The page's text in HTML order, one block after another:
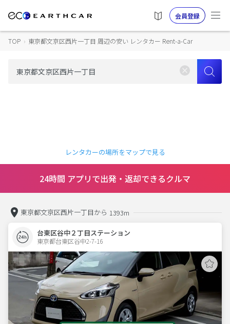
会員登録
TOP › 東京都文京区西片一丁目 周辺の安い レンタカー Rent-a-Car
レンタカーの場所をマップで見る
24時間 アプリで出発・返却できるクルマ
東京都文京区西片一丁目から 1393m
台東区谷中２丁目ステーション
東京都台東区谷中2-7-16